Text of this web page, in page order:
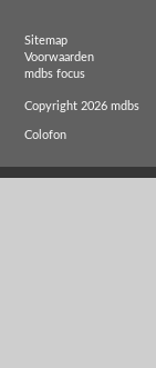
Sitemap
Voorwaarden
mdbs focus
Copyright 2026 mdbs
Colofon